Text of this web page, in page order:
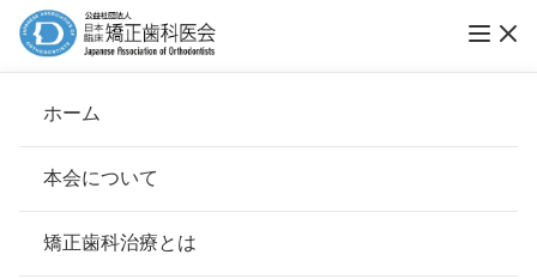
ホーム
本会について
会長挨拶
矯正歯科治療とは
Vol.03 ポスト大震災。いま、自分たちにでき
ること
トレンドウォッチ